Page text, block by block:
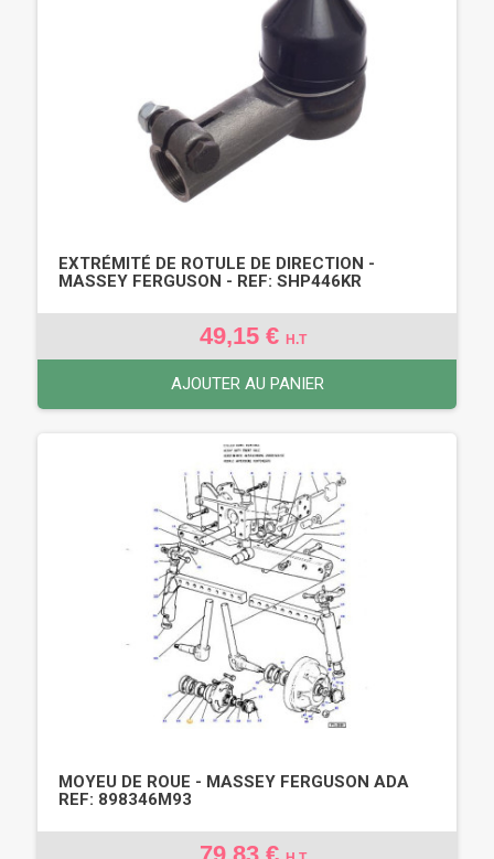
EXTRÉMITÉ DE ROTULE DE DIRECTION -
MASSEY FERGUSON - REF: SHP446KR
49,15 € H.T
AJOUTER AU PANIER
MOYEU DE ROUE - MASSEY FERGUSON ADA
REF: 898346M93